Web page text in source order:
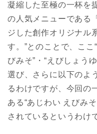
凝縮した至極の一杯を
の人気メニューである
ジした創作オリジナル
す。”とのことで、ここ
びみそ”・“えびしょう
選び、さらに以下のよ
るわけですが、今回の
ある“あじわい えびみ
されているというわけ